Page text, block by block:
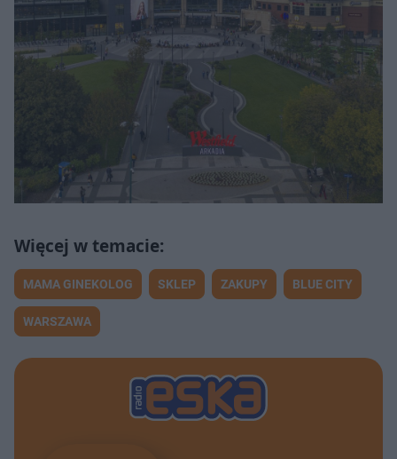
MAMA GINEKOLOG SKLEP ZAKUPY BLUE CITY
WARSZAWA